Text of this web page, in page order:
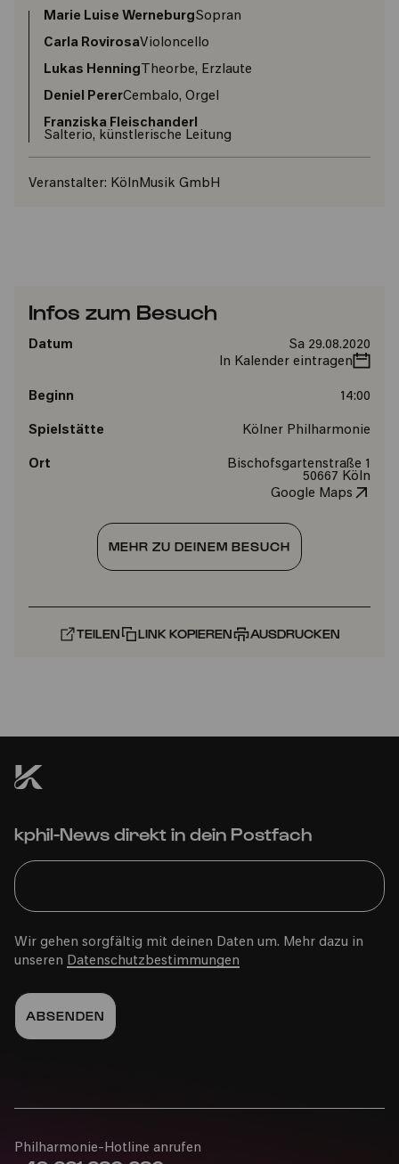
Marie Luise WerneburgSopran
Carla RovirosaVioloncello
Lukas Henning Theorbe, Erzlaute
Deniel PererCembalo, Orgel
Franziska Fleischanderl
Salterio, künstlerische Leitung
Veranstalter: KölnMusik GmbH
Infos zum Besuch
Datum
Sa 29.08.2020
In Kalender eintragen
Beginn 14:00
Spielstätte Kölner Philharmonie
Ort
Bischofsgartenstraße 1
50667 Köln
Google Maps
MEHR ZU DEINEM BESUCH
TEILEN LINK KOPIEREN AUSDRUCKEN
kphil-News direkt in dein Postfach
Wir gehen sorgfältig mit deinen Daten um. Mehr dazu in
unseren Datenschutzbestimmungen
Philharmonie-Hotline anrufen